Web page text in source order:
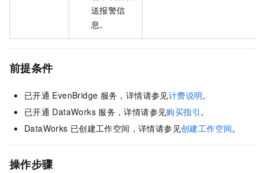
送报警信
息。
前提条件
已开通 EvenBridge 服务，详情请参见计费说明。
已开通 DataWorks 服务，详情请参见购买指引 。
DataWorks 已创建工作空间，详情请参见创建工作空间。
操作步骤